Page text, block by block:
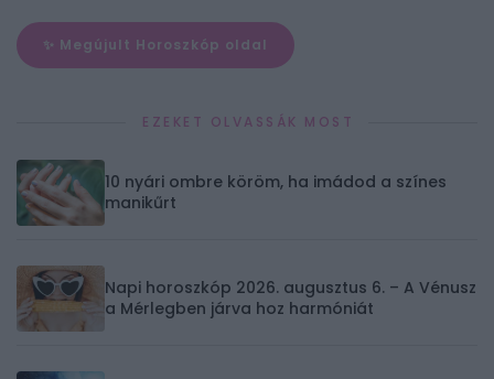
✨ Megújult Horoszkóp oldal
EZEKET OLVASSÁK MOST
10 nyári ombre köröm, ha imádod a színes
manikűrt
Napi horoszkóp 2026. augusztus 6. – A Vénusz
a Mérlegben járva hoz harmóniát